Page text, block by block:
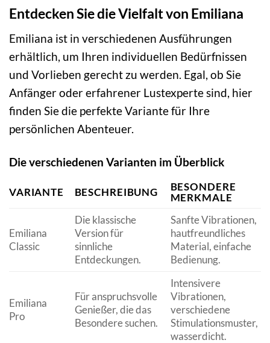
Entdecken Sie die Vielfalt von Emiliana
Emiliana ist in verschiedenen Ausführungen
erhältlich, um Ihren individuellen Bedürfnissen
und Vorlieben gerecht zu werden. Egal, ob Sie
Anfänger oder erfahrener Lustexperte sind, hier
finden Sie die perfekte Variante für Ihre
persönlichen Abenteuer.
Die verschiedenen Varianten im Überblick
VARIANTE BESCHREIBUNG
BESONDERE
MERKMALE
Emiliana
Classic
Die klassische
Version für
sinnliche
Entdeckungen.
Sanfte Vibrationen,
hautfreundliches
Material, einfache
Bedienung.
Emiliana
Pro
Für anspruchsvolle
Genießer, die das
Besondere suchen.
Intensivere
Vibrationen,
verschiedene
Stimulationsmuster,
wasserdicht.